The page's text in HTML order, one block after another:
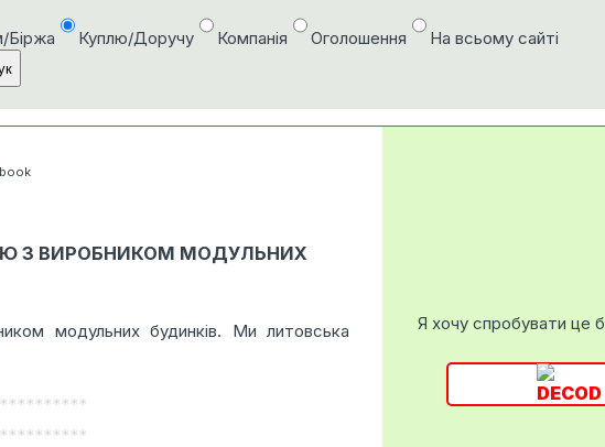
Біржа Куплю/Доручу Компанія Оголошення На всьому сайті
З ВИРОБНИКОМ МОДУЛЬНИХ
модульних будинків. Ми литовська
Я хочу спробувати це